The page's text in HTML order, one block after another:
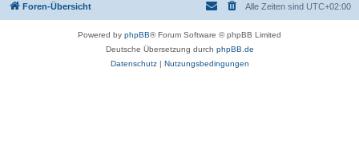
Foren-Übersicht Alle Zeiten sind UTC+02:00
Powered by phpBB® Forum Software © phpBB Limited
Deutsche Übersetzung durch phpBB.de
Datenschutz| Nutzungsbedingungen